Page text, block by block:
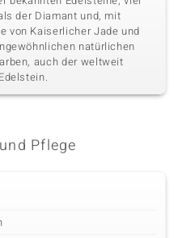
der Diamant und, mit
von Kaiserlicher Jade und
natürlichen
auch der weltweit
Pflege